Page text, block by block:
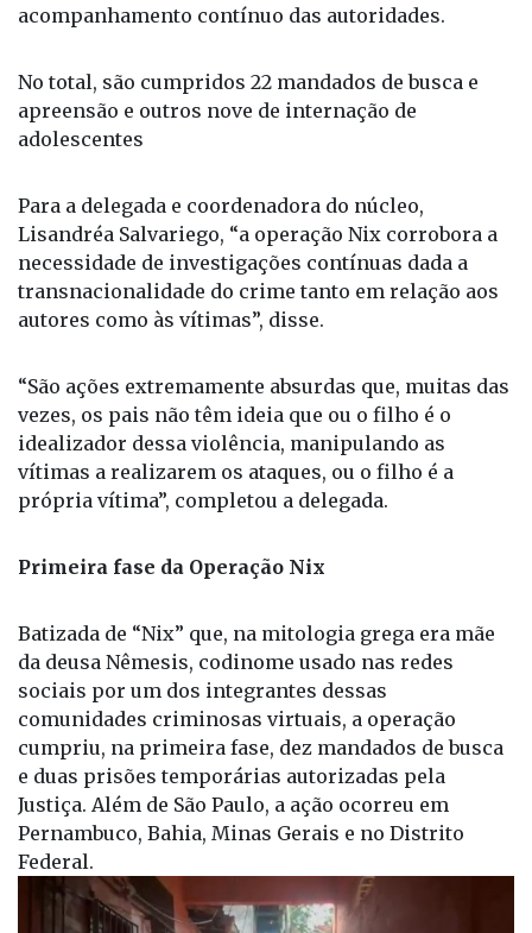
acompanhamento contínuo das autoridades.
No total, são cumpridos 22 mandados de busca e
apreensão e outros nove de internação de
adolescentes
Para a delegada e coordenadora do núcleo,
Lisandréa Salvariego, “a operação Nix corrobora a
necessidade de investigações contínuas dada a
transnacionalidade do crime tanto em relação aos
autores como às vítimas”, disse.
“São ações extremamente absurdas que, muitas das
vezes, os pais não têm ideia que ou o filho é o
idealizador dessa violência, manipulando as
vítimas a realizarem os ataques, ou o filho é a
própria vítima”, completou a delegada.
Primeira fase da Operação Nix
Batizada de “Nix” que, na mitologia grega era mãe
da deusa Nêmesis, codinome usado nas redes
sociais por um dos integrantes dessas
comunidades criminosas virtuais, a operação
cumpriu, na primeira fase, dez mandados de busca
e duas prisões temporárias autorizadas pela
Justiça. Além de São Paulo, a ação ocorreu em
Pernambuco, Bahia, Minas Gerais e no Distrito
Federal.